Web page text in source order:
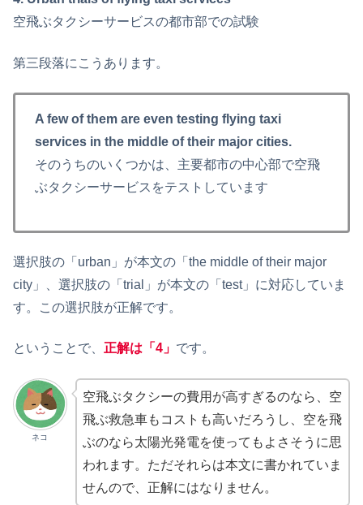
空飛ぶタクシーサービスの都市部での試験
第三段落にこうあります。
A few of them are even testing flying taxi
services in the middle of their major cities.
そのうちのいくつかは、主要都市の中心部で空飛
ぶタクシーサービスをテストしています
選択肢の「urban」が本文の「the middle of their major
city」、選択肢の「trial」が本文の「test」に対応していま
す。この選択肢が正解です。
ということで、 正解は「4」 です。
ネコ
空飛ぶタクシーの費用が高すぎるのなら、空
飛ぶ救急車もコストも高いだろうし、空を飛
ぶのなら太陽光発電を使ってもよさそうに思
われます。ただそれらは本文に書かれていま
せんので、正解にはなりません。